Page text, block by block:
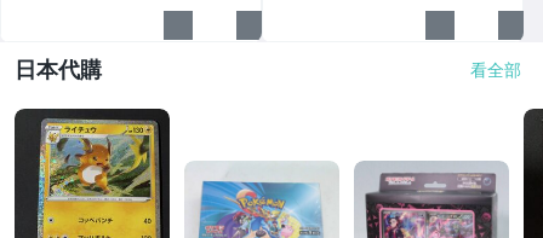
日本代購 看全部